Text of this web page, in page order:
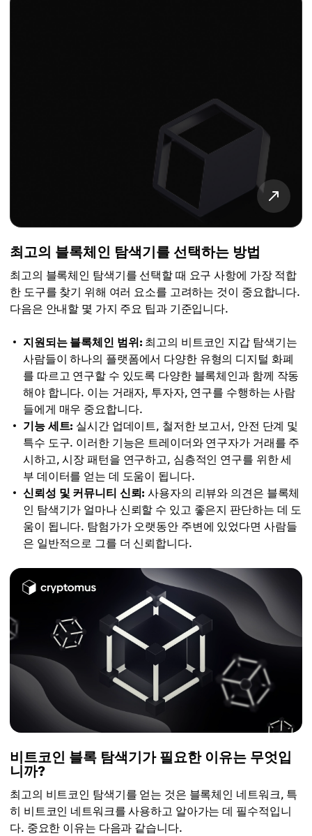
최고의 블록체인 탐색기를 선택하는 방법
최고의 블록체인 탐색기를 선택할 때 요구 사항에 가장 적합
한 도구를 찾기 위해 여러 요소를 고려하는 것이 중요합니다.
다음은 안내할 몇 가지 주요 팁과 기준입니다.
지원되는 블록체인 범위: 최고의 비트코인 지갑 탐색기는
사람들이 하나의 플랫폼에서 다양한 유형의 디지털 화폐
를 따르고 연구할 수 있도록 다양한 블록체인과 함께 작동
해야 합니다. 이는 거래자, 투자자, 연구를 수행하는 사람
들에게 매우 중요합니다.
기능 세트: 실시간 업데이트, 철저한 보고서, 안전 단계 및
특수 도구. 이러한 기능은 트레이더와 연구자가 거래를 주
시하고, 시장 패턴을 연구하고, 심층적인 연구를 위한 세
부 데이터를 얻는 데 도움이 됩니다.
신뢰성 및 커뮤니티 신뢰: 사용자의 리뷰와 의견은 블록체
인 탐색기가 얼마나 신뢰할 수 있고 좋은지 판단하는 데 도
움이 됩니다. 탐험가가 오랫동안 주변에 있었다면 사람들
은 일반적으로 그를 더 신뢰합니다.
비트코인 블록 탐색기가 필요한 이유는 무엇입
니까?
최고의 비트코인 탐색기를 얻는 것은 블록체인 네트워크, 특
히 비트코인 네트워크를 사용하고 알아가는 데 필수적입니
다. 중요한 이유는 다음과 같습니다.